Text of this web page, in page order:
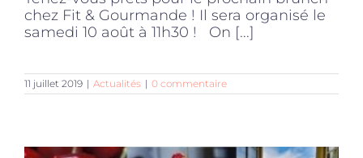
chez Fit & Gourmande ! Il sera organisé le
samedi 10 août à 11h30 ! On [...]
11 juillet 2019 | Actualités | 0 commentaire